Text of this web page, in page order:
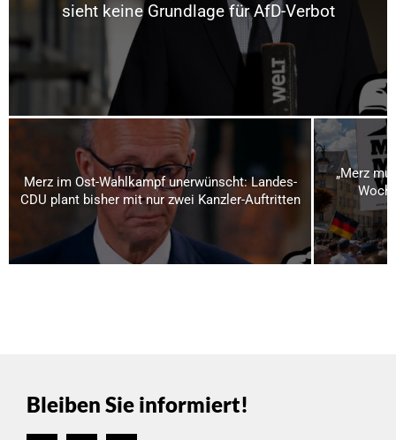
sieht keine Grundlage für AfD-Verbot
Merz im Ost-Wahlkampf unerwünscht: Landes-
CDU plant bisher mit nur zwei Kanzler-Auftritten
„Merz
Bleiben Sie informiert!